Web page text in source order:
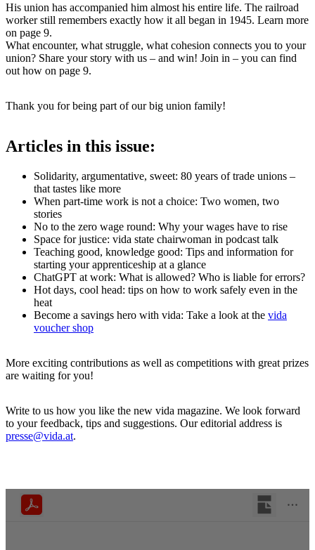
His union has accompanied him almost his entire life. The railroad
worker still remembers exactly how it all began in 1945. Learn more
on page 9.
What encounter, what struggle, what cohesion connects you to your
union? Share your story with us – and win! Join in – you can find
out how on page 9.
Thank you for being part of our big union family!
Articles in this issue:
Solidarity, argumentative, sweet: 80 years of trade unions –
that tastes like more
When part-time work is not a choice: Two women, two
stories
No to the zero wage round: Why your wages have to rise
Space for justice: vida state chairwoman in podcast talk
Teaching good, knowledge good: Tips and information for
starting your apprenticeship at a glance
ChatGPT at work: What is allowed? Who is liable for errors?
Hot days, cool head: tips on how to work safely even in the
heat
Become a savings hero with vida: Take a look at the vida
voucher shop
More exciting contributions as well as competitions with great prizes
are waiting for you!
Write to us how you like the new vida magazine. We look forward
to your feedback, tips and suggestions. Our editorial address is
presse@vida.at.